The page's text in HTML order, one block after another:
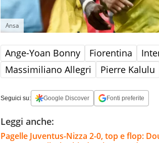
Ansa
Ange-Yoan Bonny Fiorentina
Massimiliano Allegri
Pierre Kalulu
Seguici su: Google Discover Fonti preferite
Leggi anche:
Pagelle Juventus-Nizza 2-0, top e flop: